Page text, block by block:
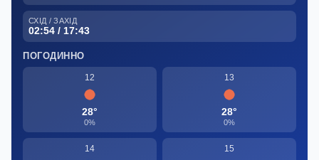
СХІД / ЗАХІД
02:54 / 17:43
ПОГОДИННО
12
28°
0%
13
28°
0%
14 15